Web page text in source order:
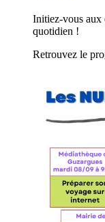
Initiez-vous aux
quotidien !
Retrouvez le